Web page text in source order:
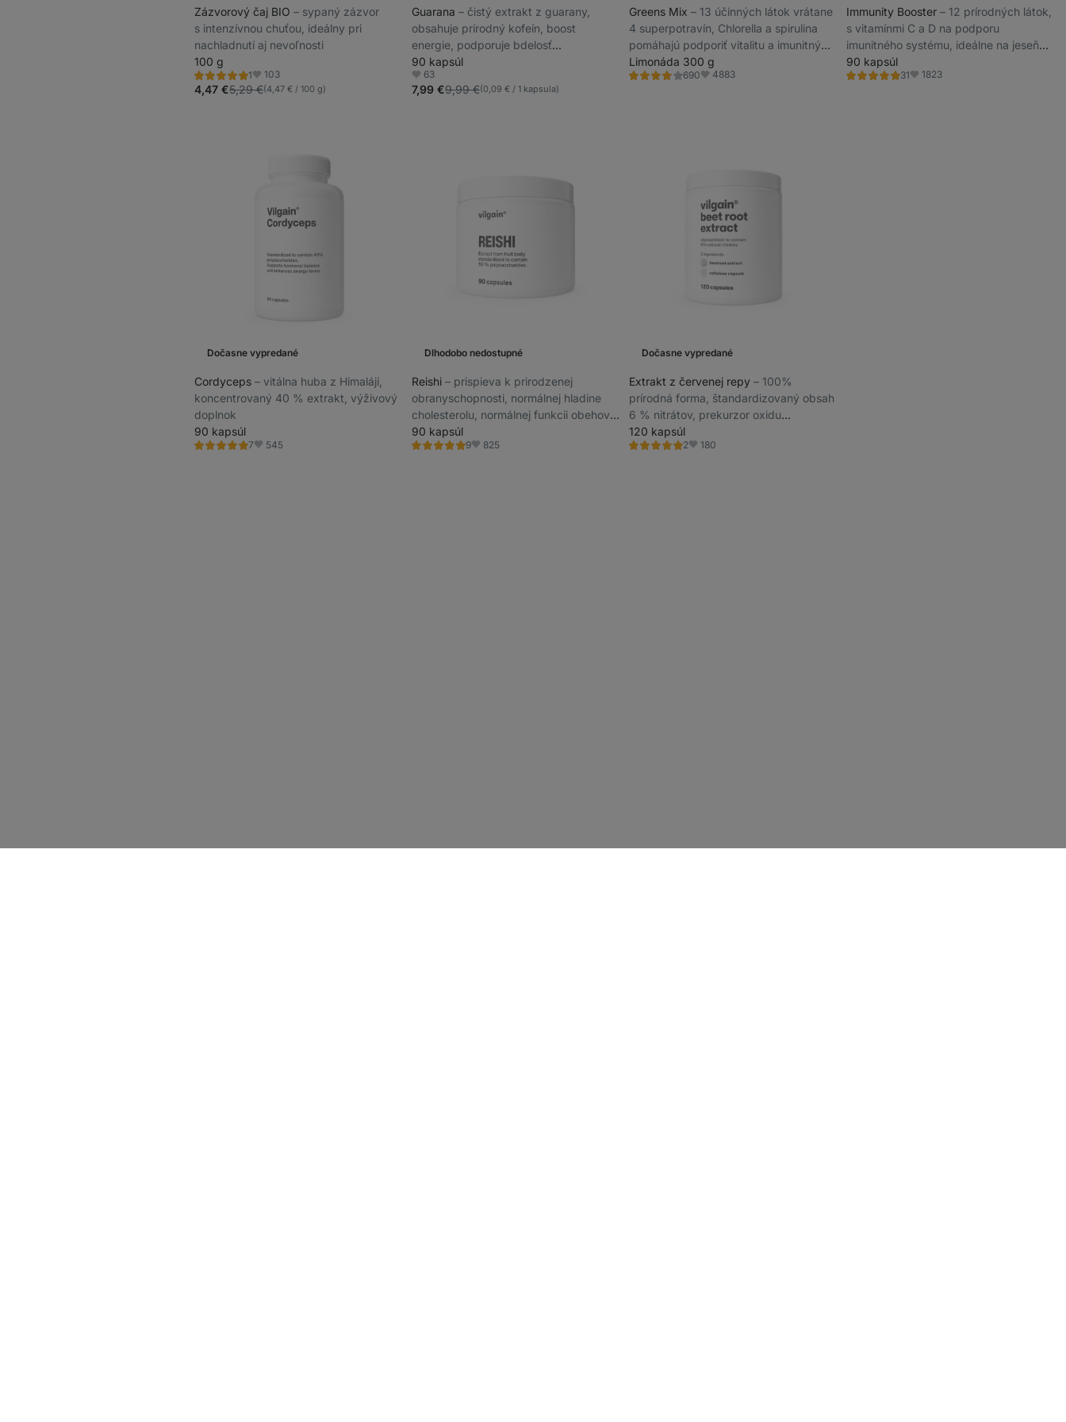
Zázvorový čaj BIO ⁠–⁠ sypaný zázvor
s intenzívnou chuťou, ideálny pri
nachladnutí aj nevoľnosti
100 g
1
Hodnotenie
5.0/5,
Obľúbené
103
4,47 €5,29 €(4,47 € / 100 g)
Guarana ⁠–⁠ čistý extrakt z guarany,
obsahuje prírodný kofeín, boost
energie, podporuje bdelosť
a sústredenie
90 kapsúl
Obľúbené
63
7,99 €9,99 €(0,09 € / 1 kapsula)
Greens Mix ⁠–⁠ 13 účinných látok vrátane
4 superpotravín, Chlorella a spirulina
pomáhajú podporiť vitalitu a imunitný
systém, výživový doplnok
Limonáda 300 g
690
Hodnotenie
Obľúbené
4883
Immunity Booster ⁠–⁠ 12 prírodných látok,
s vitamínmi C a D na podporu
imunitného systému, ideálne na jeseň
alebo v období zníženej imunity,
výživový doplnok
90 kapsúl
31
Hodnotenie
Obľúbené
1823
Dočasne vypredané
Cordyceps ⁠–⁠ vitálna huba z Himalájí,
koncentrovaný 40 % extrakt, výživový
doplnok
90 kapsúl
7
Hodnotenie
Obľúbené
545
Dlhodobo nedostupné
Reishi ⁠–⁠ prispieva k prirodzenej
obranyschopnosti, normálnej hladine
cholesterolu, normálnej funkcii obehovej
sústavy, extrakt s 50 % obsahom
účinných polysacharidov, Výživový
90 kapsúl
9
Hodnotenie
Obľúbené
825
Dočasne vypredané
Extrakt z červenej repy ⁠–⁠ 100%
prírodná forma, štandardizovaný obsah
6 % nitrátov, prekurzor oxidu
dusnatého
120 kapsúl
2
Hodnotenie
Obľúbené
180